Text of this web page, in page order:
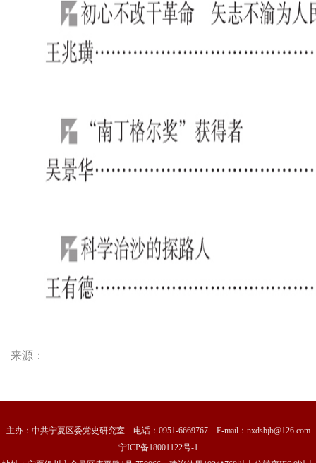
来源：
主办：中共宁夏区委党史研究室 电话：0951-6669767 E-mail：nxdsbjb@126.com
宁ICP备18001122号-1